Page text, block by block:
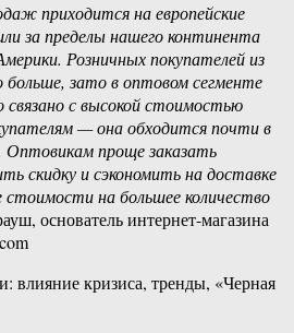
приходится на европейские
за пределы нашего континента
Розничных покупателей из
больше, зато в оптовом сегменте
с высокой стоимостью
— она обходится почти в
Оптовикам проще заказать
скидку и сэкономить на доставке
стоимости на большее количество
основатель интернет-магазина
влияние кризиса, тренды, «Черная